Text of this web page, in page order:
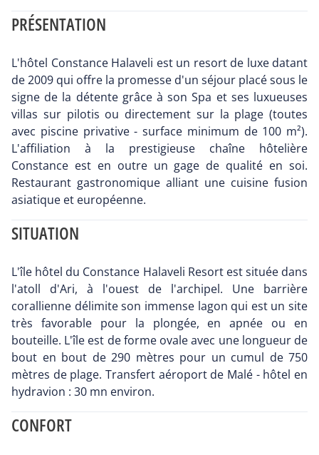
PRÉSENTATION
L'hôtel Constance Halaveli est un resort de luxe datant
de 2009 qui offre la promesse d'un séjour placé sous le
signe de la détente grâce à son Spa et ses luxueuses
villas sur pilotis ou directement sur la plage (toutes
avec piscine privative - surface minimum de 100 m²).
L'affiliation à la prestigieuse chaîne hôtelière
Constance est en outre un gage de qualité en soi.
Restaurant gastronomique alliant une cuisine fusion
asiatique et européenne.
SITUATION
L'île hôtel du Constance Halaveli Resort est située dans
l'atoll d'Ari, à l'ouest de l'archipel. Une barrière
corallienne délimite son immense lagon qui est un site
très favorable pour la plongée, en apnée ou en
bouteille. L'île est de forme ovale avec une longueur de
bout en bout de 290 mètres pour un cumul de 750
mètres de plage. Transfert aéroport de Malé - hôtel en
hydravion : 30 mn environ.
CONFORT